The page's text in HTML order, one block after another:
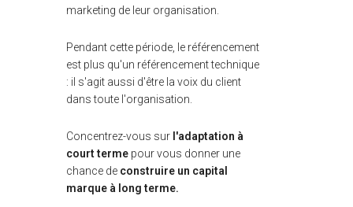
marketing de leur organisation.
Pendant cette période, le référencement
est plus qu'un référencement technique
: il s'agit aussi d'être la voix du client
dans toute l'organisation.
Concentrez-vous sur l'adaptation à
court terme pour vous donner une
chance de construire un capital
marque à long terme.